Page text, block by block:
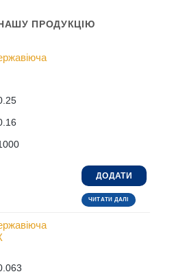
ПРОДУКЦІЮ
ДОДАТИ
ЧИТАТИ ДАЛІ